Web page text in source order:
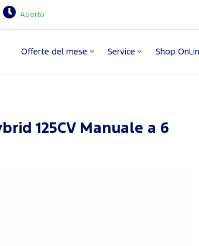
Aperto
Offerte del mese Service Shop
125CV Manuale a 6